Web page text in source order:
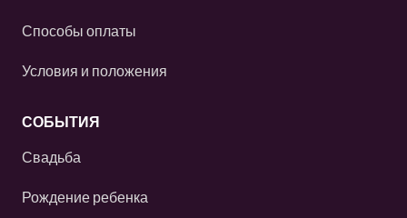
Способы оплаты
Условия и положения
СОБЫТИЯ
Свадьба
Рождение ребенка